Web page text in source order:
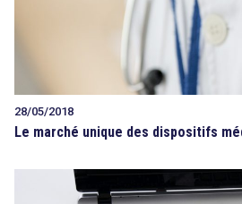
28/05/2018
Le marché unique des dispositifs